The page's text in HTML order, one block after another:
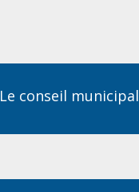
Le conseil municipal